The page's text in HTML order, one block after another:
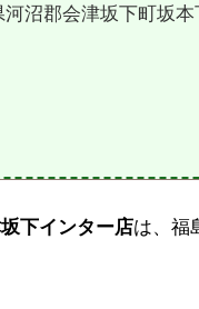
沼郡会津坂下町坂本
下インター店は、福